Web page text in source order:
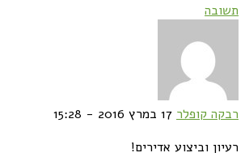
תשובה
רבקה קופלר 17 במרץ 2016 - 15:28
רעיון וביצוע אדירים!